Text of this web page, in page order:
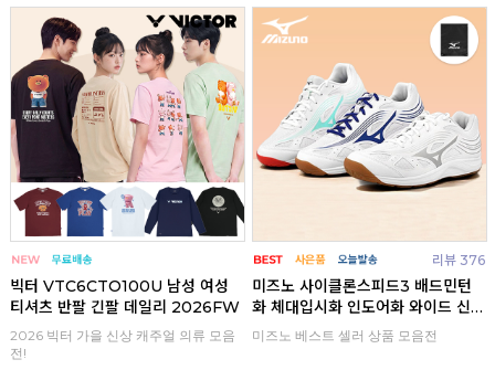
빅터 VTC6CTO100U 남성 여성
티셔츠 반팔 긴팔 데일리 2026FW
2026 빅터 가을 신상 캐주얼 의류 모음
전!
리뷰 376
미즈노 사이클론스피드3 배드민턴
화 체대입시화 인도어화 와이드 신
발
미즈노 베스트 셀러 상품 모음전